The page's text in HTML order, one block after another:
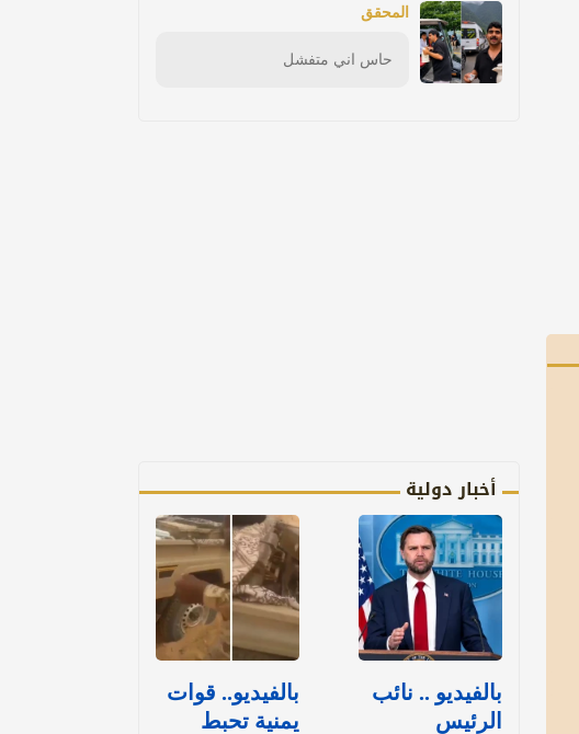
المحقق
حاس اني متفشل
أخبار دولية
بالفيديو .. نائب
الرئيس
بالفيديو.. قوات
يمنية تحبط